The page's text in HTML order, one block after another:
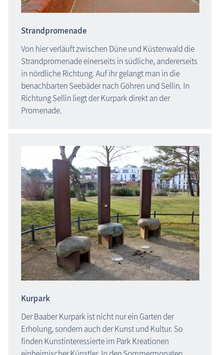
Strandpromenade
Von hier verläuft zwischen Düne und Küstenwald die
Strandpromenade einerseits in südliche, andererseits
in nördliche Richtung. Auf ihr gelangt man in die
benachbarten Seebäder nach Göhren und Sellin. In
Richtung Sellin liegt der Kurpark direkt an der
Promenade.
Kurpark
Der Baaber Kurpark ist nicht nur ein Garten der
Erholung, sondern auch der Kunst und Kultur. So
finden Kunstinteressierte im Park Kreationen